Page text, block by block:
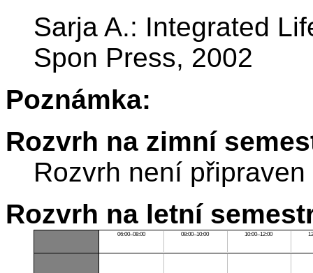
Sarja A.: Integrated
Spon Press, 2002
Poznámka:
Rozvrh na zimní
Rozvrh není připraven
Rozvrh na letní
06:00–08:00 08:00–10:00 10:00–12:00